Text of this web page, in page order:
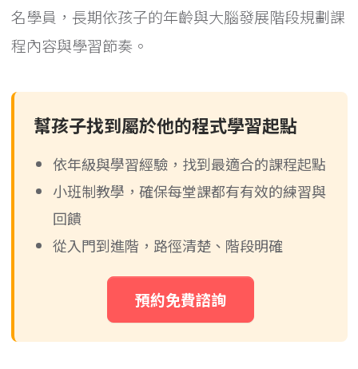
名學員，長期依孩子的年齡與大腦發展階段規劃課
程內容與學習節奏。
幫孩子找到屬於他的程式學習起點
依年級與學習經驗，找到最適合的課程起點
小班制教學，確保每堂課都有有效的練習與
回饋
從入門到進階，路徑清楚、階段明確
預約免費諮詢